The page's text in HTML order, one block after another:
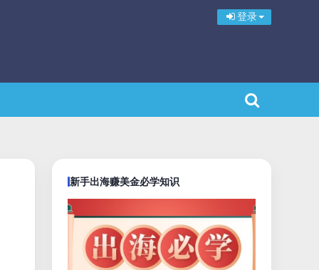
登录
新手出海赚美金必学知识